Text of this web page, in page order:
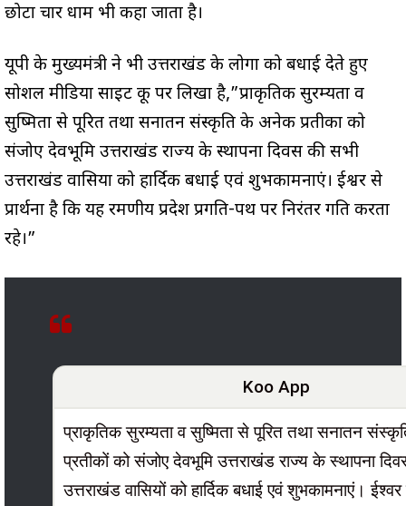
छोटा चार धाम भी कहा जाता है।
यूपी के मुख्यमंत्री ने भी उत्तराखंड के लोगों को बधाई देते हुए
सोशल मीडिया साइट कू पर लिखा है,”प्राकृतिक सुरम्यता व
सुष्मिता से पूरित तथा सनातन संस्कृति के अनेक प्रतीकों को
संजोए देवभूमि उत्तराखंड राज्य के स्थापना दिवस की सभी
उत्तराखंड वासियों को हार्दिक बधाई एवं शुभकामनाएं। ईश्वर से
प्रार्थना है कि यह रमणीय प्रदेश प्रगति-पथ पर निरंतर गति करता
रहे।”
Koo App
प्राकृतिक सुरम्यता व सुष्मिता से पूरित तथा सनातन
प्रतीकों को संजोए देवभूमि उत्तराखंड राज्य के स्थापना
उत्तराखंड वासियों को हार्दिक बधाई एवं शुभकामनाएं। ईश्वर